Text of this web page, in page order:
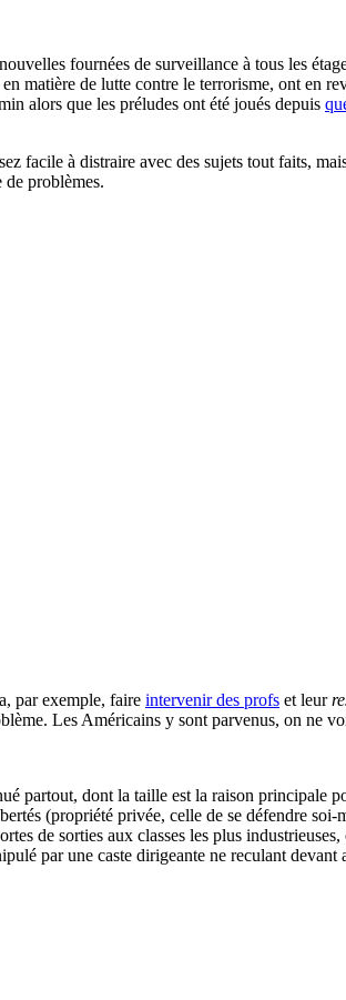
fournées de surveillance à tous les
matière de lutte contre le terrorisme, ont en
alors que les préludes ont été joués depuis
facile à distraire avec des sujets tout faits,
de problèmes.
par exemple, faire intervenir des profs et leur
Les Américains y sont parvenus, on ne
partout, dont la taille est la raison principale
(propriété privée, celle de se défendre
de sorties aux classes les plus
par une caste dirigeante ne reculant